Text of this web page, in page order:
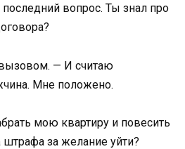
вопрос. Ты знал про
— И считаю
Мне положено.
мою квартиру и повесить
за желание уйти?